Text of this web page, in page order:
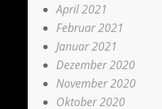
April 2021
Februar 2021
Januar 2021
Dezember 2020
November 2020
Oktober 2020